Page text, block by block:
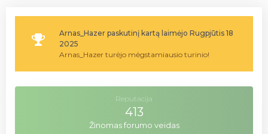
Arnas_Hazer paskutinį kartą laimėjo Rugpjūtis 18
2025
Arnas_Hazer turėjo mėgstamiausio turinio!
Reputacija
413
Žinomas forumo veidas